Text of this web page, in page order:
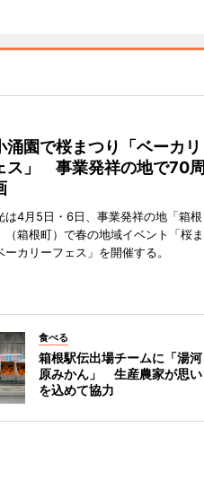
涌園で桜まつり「ベーカリ
ス」 事業発祥の地で70周
は4月5日・6日、事業発祥の地「箱根
（箱根町）で春の地域イベント「桜ま
ーカリーフェス」を開催する。
食べる
箱根駅伝出場チームに「湯河
原みかん」 生産農家が思い
を込めて協力